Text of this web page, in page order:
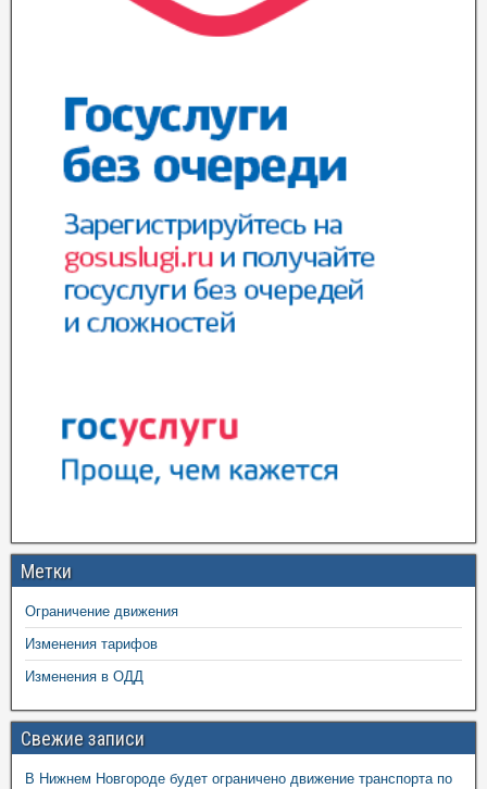
Метки
Ограничение движения
Изменения тарифов
Изменения в ОДД
Свежие записи
В Нижнем Новгороде будет ограничено движение транспорта по